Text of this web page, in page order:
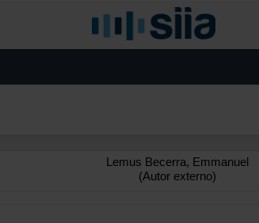
Lemus Becerra, Emmanuel
(Autor externo)